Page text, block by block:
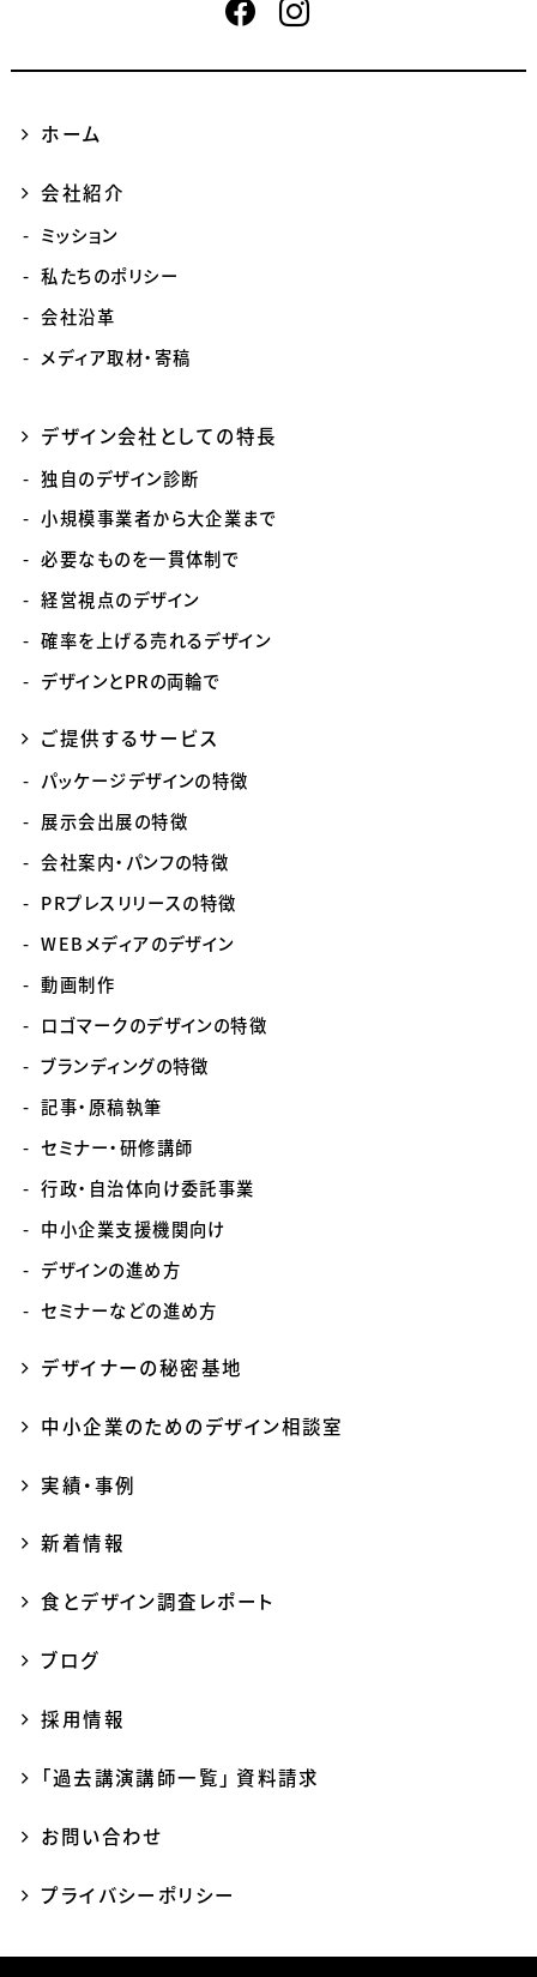
ホーム
会社紹介
ミッション
私たちのポリシー
会社沿革
メディア取材・寄稿
デザイン会社としての特長
独自のデザイン診断
小規模事業者から大企業まで
必要なものを一貫体制で
経営視点のデザイン
確率を上げる売れるデザイン
デザインとPRの両輪で
ご提供するサービス
パッケージデザインの特徴
展示会出展の特徴
会社案内・パンフの特徴
PRプレスリリースの特徴
WEBメディアのデザイン
動画制作
ロゴマークのデザインの特徴
ブランディングの特徴
記事・原稿執筆
セミナー・研修講師
行政・自治体向け委託事業
中小企業支援機関向け
デザインの進め方
セミナーなどの進め方
デザイナーの秘密基地
中小企業のためのデザイン相談室
実績・事例
新着情報
食とデザイン調査レポート
ブログ
採用情報
「過去講演講師一覧」 資料請求
お問い合わせ
プライバシーポリシー